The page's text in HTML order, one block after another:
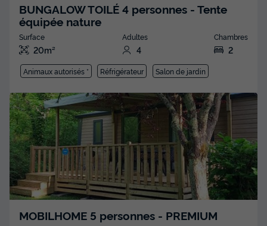
BUNGALOW TOILÉ 4 personnes - Tente
équipée nature
Surface
20m²
Adultes
4
Chambres
2
Animaux autorisés * Réfrigérateur Salon de jardin
MOBILHOME 5 personnes - PREMIUM